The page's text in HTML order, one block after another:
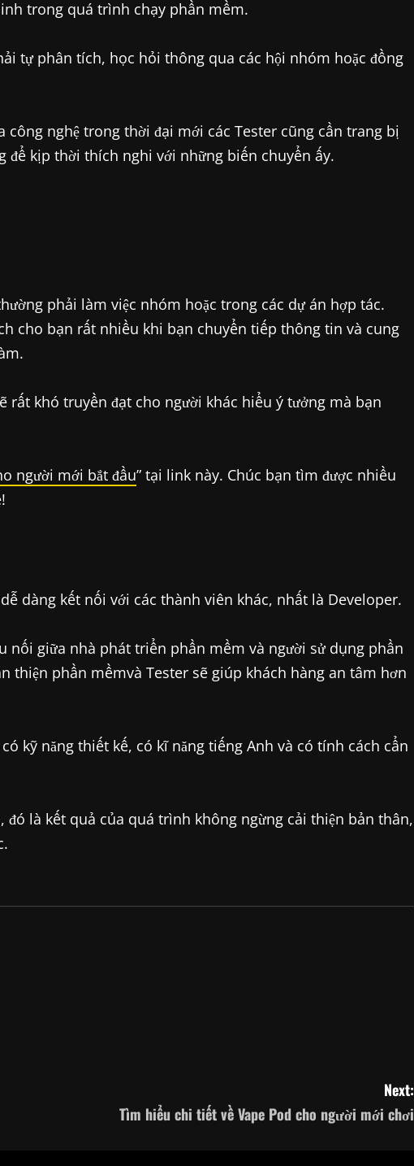
trong quá trình chạy phần mềm.
tự phân tích, học hỏi thông qua các hội nhóm hoặc đồng
nghệ trong thời đại mới các Tester cũng cần trang bị
kịp thời thích nghi với những biến chuyển ấy.
phải làm việc nhóm hoặc trong các dự án hợp tác.
cho bạn rất nhiều khi bạn chuyển tiếp thông tin và cung
rất khó truyền đạt cho người khác hiểu ý tưởng mà bạn
người mới bắt đầu” tại link này. Chúc bạn tìm được nhiều
dàng kết nối với các thành viên khác, nhất là Developer.
nối giữa nhà phát triển phần mềm và người sử dụng phần
thiện phần mềmvà Tester sẽ giúp khách hàng an tâm hơn
kỹ năng thiết kế, có kĩ năng tiếng Anh và có tính cách cẩn
là kết quả của quá trình không ngừng cải thiện bản thân,
Next:
Tìm hiểu chi tiết về Vape Pod cho người mới chơi